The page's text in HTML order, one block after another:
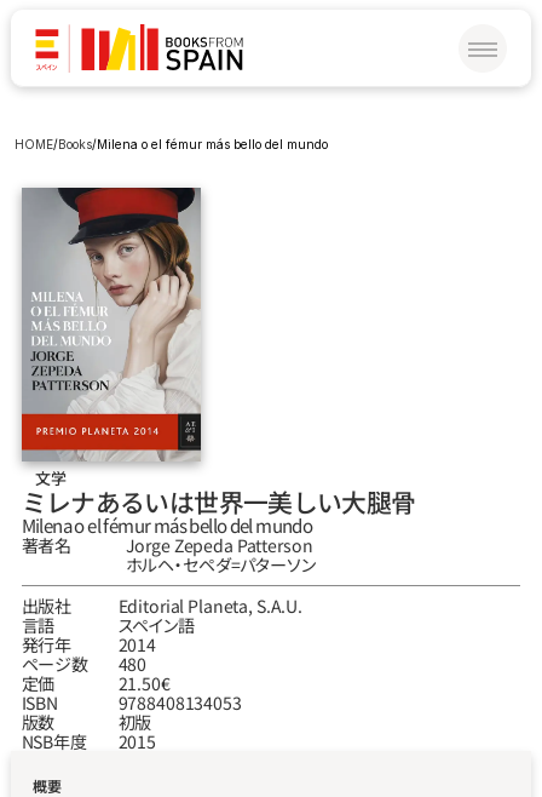
HOME/Books/Milena o el fémur más bello del mundo
文学
ミレナあるいは世界一美しい大腿骨
Milena o el fémur más bello del mundo
著者名
Jorge Zepeda Patterson
ホルヘ‧セペダ=パターソン
出版社
Editorial Planeta, S.A.U.
言語
スペイン語
発行年
2014
ページ数
480
定価
21.50€
ISBN
9788408134053
版数
初版
NSB年度
2015
概要